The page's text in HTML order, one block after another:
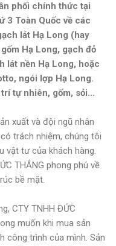
phối chính thức tại
3 Toàn Quốc về các
lát Hạ Long (hay
Hạ Long, gạch đỏ
lát nền Hạ Long, hoặc
ngói lợp Hạ Long.
tự nhiên, gốm, sỏi...
xuất và đội ngũ nhân
trách nhiệm, chúng tôi
vật tư của khách hàng.
THẮNG phong phú về
bề mặt.
CTY TNHH ĐỨC
muốn khi mua sản
công trình của mình. Sản